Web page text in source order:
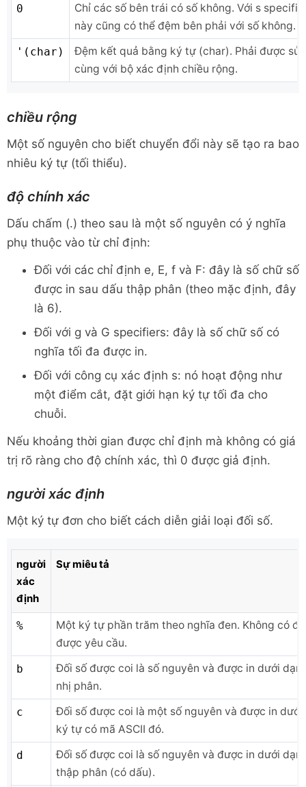
0
Chỉ các số bên trái có số không. Với s
này cũng có thể đệm bên phải với số không.
'(char)
Đệm kết quả bằng ký tự (char). Phải được sử
cùng với bộ xác định chiều rộng.
chiều rộng
Một số nguyên cho biết chuyển đổi này sẽ tạo ra bao
nhiêu ký tự (tối thiểu).
độ chính xác
Dấu chấm (.) theo sau là một số nguyên có ý nghĩa
phụ thuộc vào từ chỉ định:
Đối với các chỉ định e, E, f và F: đây là số chữ số
được in sau dấu thập phân (theo mặc định, đây
là 6).
Đối với g và G specifiers: đây là số chữ số có
nghĩa tối đa được in.
Đối với công cụ xác định s: nó hoạt động như
một điểm cắt, đặt giới hạn ký tự tối đa cho
chuỗi.
Nếu khoảng thời gian được chỉ định mà không có giá
trị rõ ràng cho độ chính xác, thì 0 được giả định.
người xác định
Một ký tự đơn cho biết cách diễn giải loại đối số.
người
xác
định
Sự miêu tả
%
Một ký tự phần trăm theo nghĩa đen. Không có
được yêu cầu.
b
Đối số được coi là số nguyên và được in dưới
nhị phân.
c
Đối số được coi là một số nguyên và được in dưới
ký tự có mã ASCII đó.
d
Đối số được coi là số nguyên và được in dưới
thập phân (có dấu).